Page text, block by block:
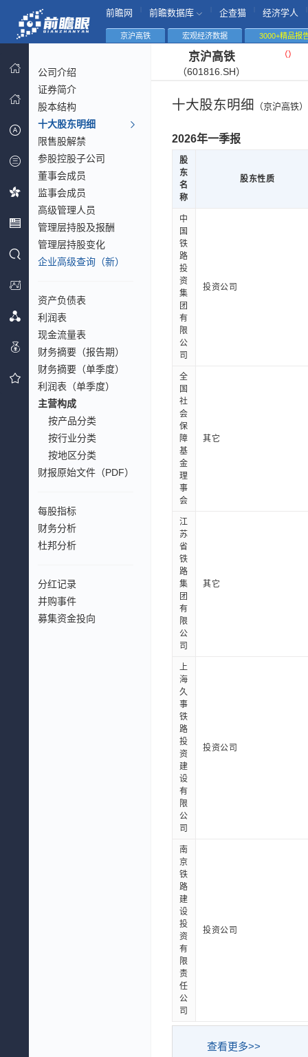
前瞻网 前瞻数据库 企查猫 经济学人
京沪高铁 宏观经济数据 3000+精品报
公司介绍
证券简介
股本结构
十大股东明细
限售股解禁
参股控股子公司
董事会成员
监事会成员
高级管理人员
管理层持股及报酬
管理层持股变化
企业高级查询（新）
资产负债表
利润表
现金流量表
财务摘要（报告期）
财务摘要（单季度）
利润表（单季度）
主营构成
按产品分类
按行业分类
按地区分类
财报原始文件（PDF）
每股指标
财务分析
杜邦分析
分红记录
并购事件
募集资金投向
京沪高铁
（601816.SH）
（）
十大股东明细 （京沪高铁）
2026年一季报
股
东
名
称
股东性质
中
国
铁
路
投
资
集
团
有
限
公
司
投资公司
全
国
社
会
保
障
基
金
理
事
会
其它
江
苏
省
铁
路
集
团
有
限
公
司
其它
上
海
久
事
铁
路
投
资
建
设
有
限
公
司
投资公司
南
京
铁
路
建
设
投
资
有
限
责
任
公
司
投资公司
查看更多>>